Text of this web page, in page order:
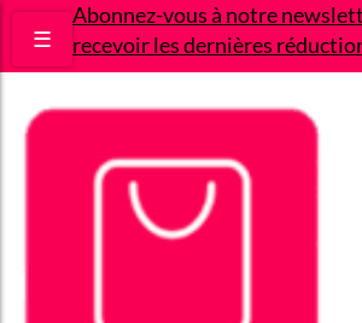
Abonnez-vous à notre
recevoir les dernières
☰